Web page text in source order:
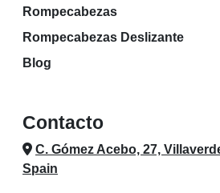
Rompecabezas
Rompecabezas Deslizante
Blog
Contacto
C. Gómez Acebo, 27,
Spain